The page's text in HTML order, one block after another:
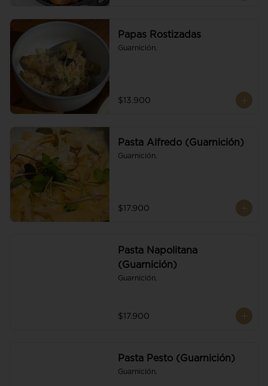
Papas Rostizadas
Guarnición.
$13.900
Pasta Alfredo (Guarnición)
Guarnición.
$17.900
Pasta Napolitana
(Guarnición)
Guarnición.
$17.900
Pasta Pesto (Guarnición)
Guarnición.